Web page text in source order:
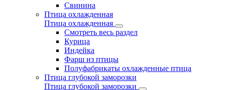
Свинина
Птица охлажденная
Птица охлажденная
Смотреть весь раздел
Курица
Индейка
Фарш из птицы
Полуфабрикаты охлажденные птица
Птица глубокой заморозки
Птица глубокой заморозки